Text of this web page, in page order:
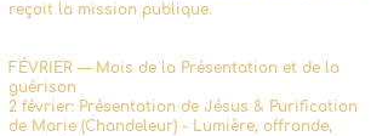
reçoit la mission publique.
FÉVRIER — Mois de la Présentation et de la
guérison
2 février: Présentation de Jésus & Purification
de Marie (Chandeleur) - Lumière, offrande,